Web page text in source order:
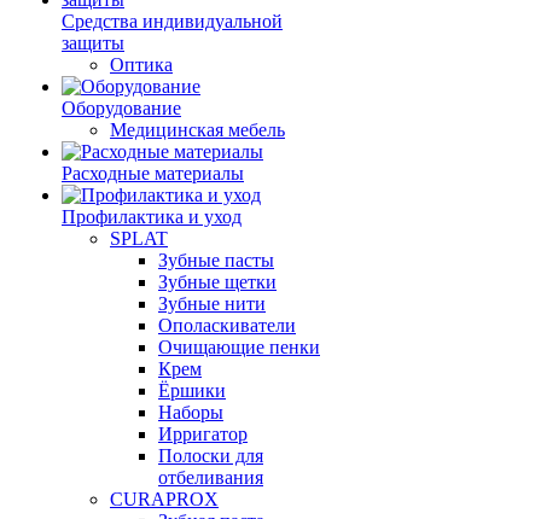
Средства индивидуальной
защиты
Оптика
Оборудование
Медицинская мебель
Расходные материалы
Профилактика и уход
SPLAT
Зубные пасты
Зубные щетки
Зубные нити
Ополаскиватели
Очищающие пенки
Крем
Ёршики
Наборы
Ирригатор
Полоски для
отбеливания
CURAPROX